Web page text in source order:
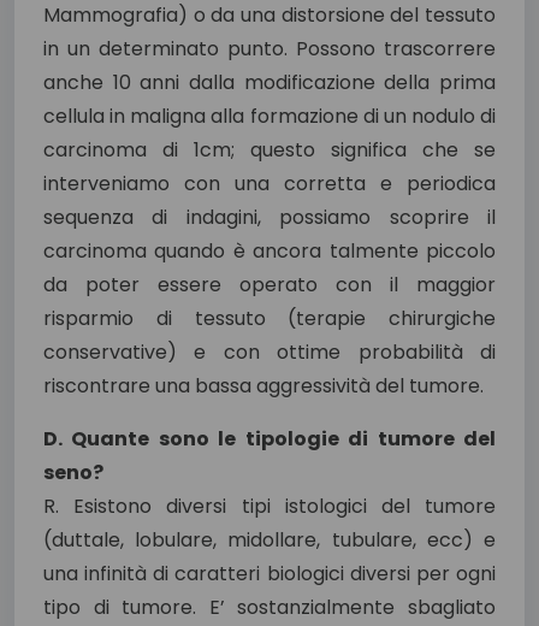
Mammografia) o da una distorsione del tessuto
in un determinato punto. Possono trascorrere
anche 10 anni dalla modificazione della prima
cellula in maligna alla formazione di un nodulo di
carcinoma di 1cm; questo significa che se
interveniamo con una corretta e periodica
sequenza di indagini, possiamo scoprire il
carcinoma quando è ancora talmente piccolo
da poter essere operato con il maggior
risparmio di tessuto (terapie chirurgiche
conservative) e con ottime probabilità di
riscontrare una bassa aggressività del tumore.
D. Quante sono le tipologie di tumore del
seno?
R. Esistono diversi tipi istologici del tumore
(duttale, lobulare, midollare, tubulare, ecc) e
una infinità di caratteri biologici diversi per ogni
tipo di tumore. E’ sostanzialmente sbagliato